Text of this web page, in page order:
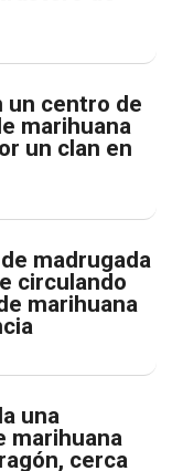
un centro de
marihuana
un clan en
madrugada
circulando
marihuana
una
marihuana
cerca